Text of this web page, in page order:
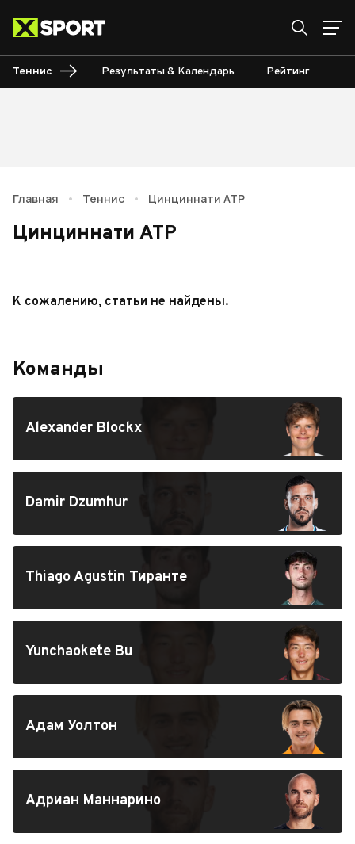
Теннис Результаты & Календарь Рейтинг
Главная • Теннис • Цинциннати ATP
Цинциннати ATP
К сожалению, статьи не найдены.
Команды
Alexander Blockx
Damir Dzumhur
Thiago Agustin Тиранте
Yunchaokete Bu
Адам Уолтон
Адриан Маннарино